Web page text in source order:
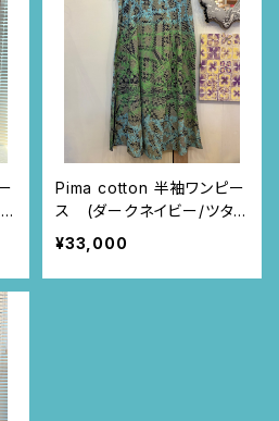
Pima cotton 半袖ワンピー
ス (ダークネイビー/ツタと
レース柄)
¥33,000